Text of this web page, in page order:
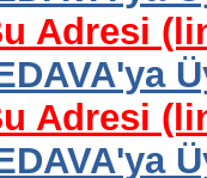
Adresi
Adresi